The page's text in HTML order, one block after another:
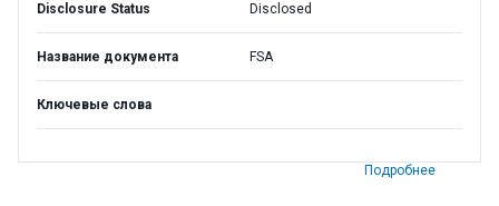
Disclosure Status Disclosed
Название документа FSA
Ключевые слова
Подробнее